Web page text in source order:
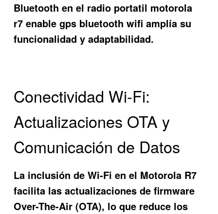
Bluetooth en el radio portatil motorola
r7 enable gps bluetooth wifi amplía su
funcionalidad y adaptabilidad.
Conectividad Wi-Fi:
Actualizaciones OTA y
Comunicación de Datos
La inclusión de Wi-Fi en el Motorola R7
facilita las actualizaciones de firmware
Over-The-Air (OTA), lo que reduce los